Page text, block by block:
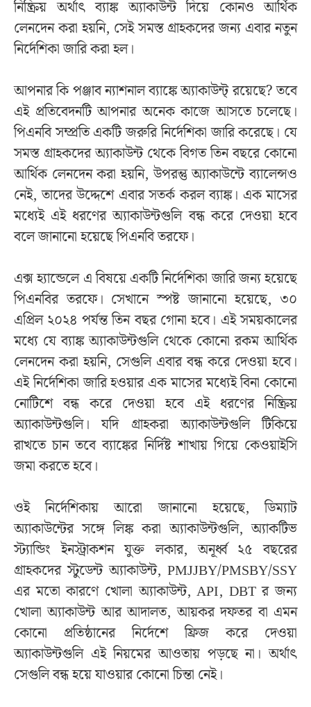
নিষ্ক্রিয় অর্থাৎ ব্যাঙ্ক অ্যাকাউন্ট দিয়ে কোনও আর্থিক
লেনদেন করা হয়নি, সেই সমস্ত গ্রাহকদের জন্য এবার নতুন
নির্দেশিকা জারি করা হল।
আপনার কি পঞ্জাব ন্যাশনাল ব্যাঙ্কে অ্যাকাউন্ট্ রয়েছে? তবে
এই প্রতিবেদনটি আপনার অনেক কাজে আসতে চলেছে।
পিএনবি সম্প্রতি একটি জরুরি নির্দেশিকা জারি করেছে। যে
সমস্ত গ্রাহকদের অ্যাকাউন্ট থেকে বিগত তিন বছরে কোনো
আর্থিক লেনদেন করা হয়নি, উপরন্তু অ্যাকাউন্টে ব্যালেন্সও
নেই, তাদের উদ্দেশে এবার সতর্ক করল ব্যাঙ্ক। এক মাসের
মধ্যেই এই ধরণের অ্যাকাউন্টগুলি বন্ধ করে দেওয়া হবে
বলে জানানো হয়েছে পিএনবি তরফে।
এক্স হ্যান্ডেলে এ বিষয়ে একটি নির্দেশিকা জারি জন্য হয়েছে
পিএনবির তরফে। সেখানে স্পষ্ট জানানো হয়েছে, ৩০
এপ্রিল ২০২৪ পর্যন্ত তিন বছর গোনা হবে। এই সময়কালের
মধ্যে যে ব্যাঙ্ক অ্যাকাউন্টগুলি থেকে কোনো রকম আর্থিক
লেনদেন করা হয়নি, সেগুলি এবার বন্ধ করে দেওয়া হবে।
এই নির্দেশিকা জারি হওয়ার এক মাসের মধ্যেই বিনা কোনো
নোটিশে বন্ধ করে দেওয়া হবে এই ধরণের নিষ্ক্রিয়
অ্যাকাউন্টগুলি। যদি গ্রাহকরা অ্যাকাউন্টগুলি টিকিয়ে
রাখতে চান তবে ব্যাঙ্কের নির্দিষ্ট শাখায় গিয়ে কেওয়াইসি
জমা করতে হবে।
ওই নির্দেশিকায় আরো জানানো হয়েছে, ডিম্যাট
অ্যাকাউন্টের সঙ্গে লিঙ্ক করা অ্যাকাউন্টগুলি, অ্যাকটিভ
স্ট্যান্ডিং ইনস্ট্রাকশন যুক্ত লকার, অনূর্ধ্ব ২৫ বছরের
গ্রাহকদের স্টুডেন্ট অ্যাকাউন্ট, PMJJBY/PMSBY/SSY
এর মতো কারণে খোলা অ্যাকাউন্ট, API, DBT র জন্য
খোলা অ্যাকাউন্ট আর আদালত, আয়কর দফতর বা এমন
কোনো প্রতিষ্ঠানের নির্দেশে ফ্রিজ করে দেওয়া
অ্যাকাউন্টগুলি এই নিয়মের আওতায় পড়ছে না। অর্থাৎ
সেগুলি বন্ধ হয়ে যাওয়ার কোনো চিন্তা নেই।